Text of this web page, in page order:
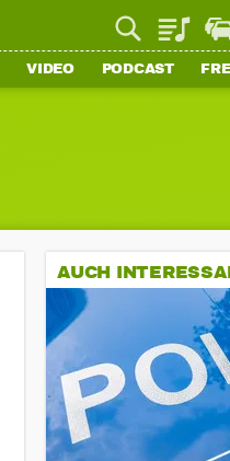
Playlist
VIDEO PODCAST
AUCH